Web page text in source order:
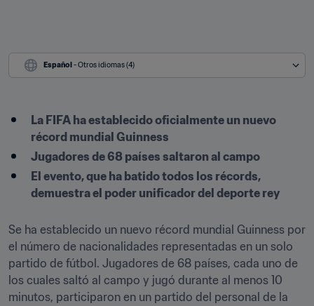
Español - Otros idiomas (4)
La FIFA ha establecido oficialmente un nuevo
récord mundial Guinness
Jugadores de 68 países saltaron al campo
El evento, que ha batido todos los récords,
demuestra el poder unificador del deporte rey
Se ha establecido un nuevo récord mundial Guinness por
el número de nacionalidades representadas en un solo
partido de fútbol. Jugadores de 68 países, cada uno de
los cuales saltó al campo y jugó durante al menos 10
minutos, participaron en un partido del personal de la